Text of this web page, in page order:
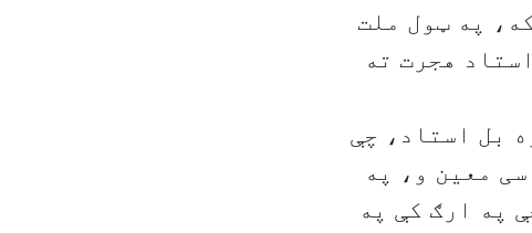
په ټول ملت
هجرت ته
بل استاد، چې
معین و، په
په ارګ کې په